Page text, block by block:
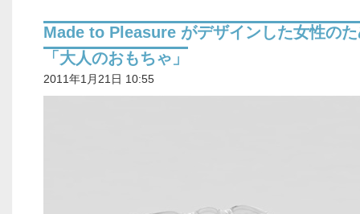
Made to Pleasure がデザインした女性の
「大人のおもちゃ」
2011年1月21日 10:55